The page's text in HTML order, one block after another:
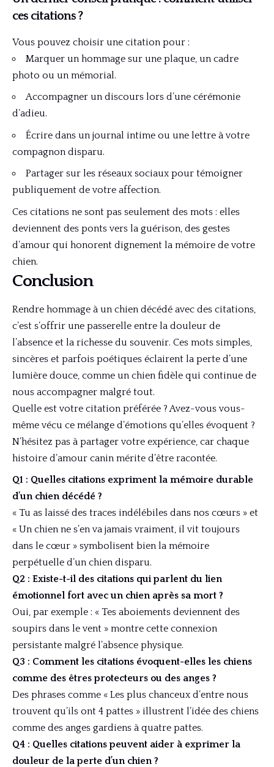
ces citations ?
Vous pouvez choisir une citation pour :
Marquer un hommage sur une plaque, un cadre
photo ou un mémorial.
Accompagner un discours lors d’une cérémonie
d’adieu.
Écrire dans un journal intime ou une lettre à votre
compagnon disparu.
Partager sur les réseaux sociaux pour témoigner
publiquement de votre affection.
Ces citations ne sont pas seulement des mots : elles
deviennent des ponts vers la guérison, des gestes
d’amour qui honorent dignement la mémoire de votre
chien.
Conclusion
Rendre hommage à un chien décédé avec des citations,
c’est s’offrir une passerelle entre la douleur de
l’absence et la richesse du souvenir. Ces mots simples,
sincères et parfois poétiques éclairent la perte d’une
lumière douce, comme un chien fidèle qui continue de
nous accompagner malgré tout.
Quelle est votre citation préférée ? Avez-vous vous-
même vécu ce mélange d’émotions qu’elles évoquent ?
N’hésitez pas à partager votre expérience, car chaque
histoire d’amour canin mérite d’être racontée.
Q1 : Quelles citations expriment la mémoire durable
d’un chien décédé ?
« Tu as laissé des traces indélébiles dans nos cœurs » et
« Un chien ne s’en va jamais vraiment, il vit toujours
dans le cœur » symbolisent bien la mémoire
perpétuelle d’un chien disparu.
Q2 : Existe-t-il des citations qui parlent du lien
émotionnel fort avec un chien après sa mort ?
Oui, par exemple : « Tes aboiements deviennent des
soupirs dans le vent » montre cette connexion
persistante malgré l’absence physique.
Q3 : Comment les citations évoquent-elles les chiens
comme des êtres protecteurs ou des anges ?
Des phrases comme « Les plus chanceux d’entre nous
trouvent qu’ils ont 4 pattes » illustrent l’idée des chiens
comme des anges gardiens à quatre pattes.
Q4 : Quelles citations peuvent aider à exprimer la
douleur de la perte d’un chien ?